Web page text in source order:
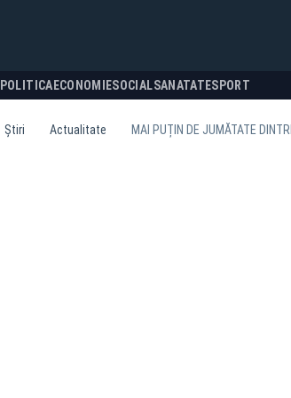
POLITICA ECONOMIESOCIALSANATATESPORT
Știri Actualitate MAI PUȚIN DE JUMĂTATE